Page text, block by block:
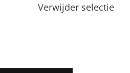
Verwijder selectie